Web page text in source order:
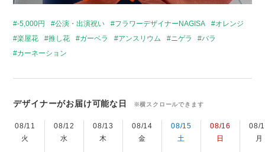
-5,000円 公演・出演祝い フラワーデザイナーNAGISA
オレンジ
楽屋花
推し花 ガーベラ アンスリウム ニゲラ
バラ
カーネーション
デザイナーがお届け可能な日 ※横スクロールできます
08/11
火
08/12
水
08/13
木
08/14
金
08/15
土
08/16
日
08/
月